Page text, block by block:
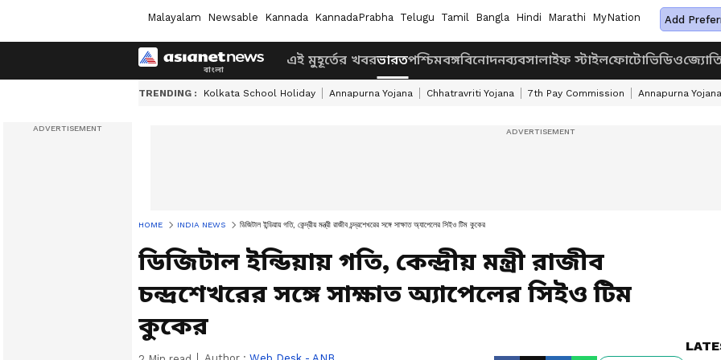
Malayalam Newsable Kannada KannadaPrabha Telugu Tamil Bangla Hindi Marathi MyNation Add
এই মুহূর্তের খবরভারতপশ্চিমবঙ্গবিনোদনব্যবসালাইফ স্টাইলফোটোভিডিও
TRENDING : Kolkata School Holiday Annapurna Yojana Chhatravriti Yojana 7th Pay Commission Annapurna
HOME INDIA NEWS ডিজিটাল ইন্ডিয়ায় গতি, কেন্দ্রীয় মন্ত্রী রাজীব চন্দ্রশেখরের সঙ্গে সাক্ষাত অ্যাপেলের সিইও টিম কুকের
ডিজিটাল ইন্ডিয়ায় গতি, কেন্দ্রীয় মন্ত্রী রাজীব
চন্দ্রশেখরের সঙ্গে সাক্ষাত অ্যাপেলের সিইও টিম
কুকের